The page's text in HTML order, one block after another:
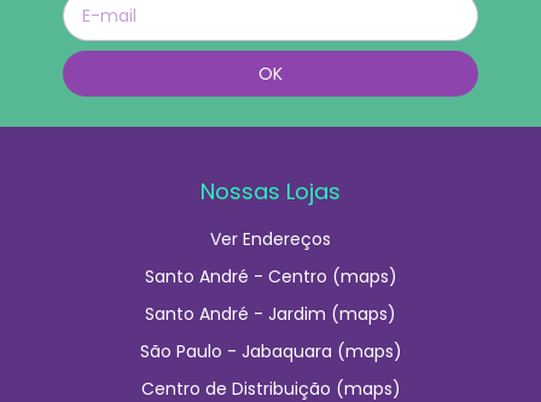
Nossas Lojas
Ver Endereços
Santo André - Centro (maps)
Santo André - Jardim (maps)
São Paulo - Jabaquara (maps)
Centro de Distribuição (maps)